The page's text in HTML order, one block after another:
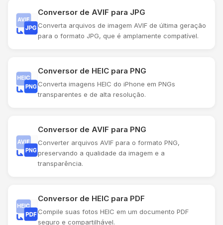
Conversor de AVIF para JPG
Converta arquivos de imagem AVIF de última geração
para o formato JPG, que é amplamente compatível.
Conversor de HEIC para PNG
Converta imagens HEIC do iPhone em PNGs
transparentes e de alta resolução.
Conversor de AVIF para PNG
Converter arquivos AVIF para o formato PNG,
preservando a qualidade da imagem e a
transparência.
Conversor de HEIC para PDF
Compile suas fotos HEIC em um documento PDF
seguro e compartilhável.